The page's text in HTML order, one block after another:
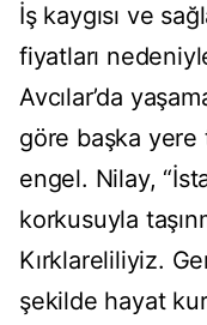
İş kaygısı ve
fiyatları
Avcılar’da
göre başka yere
engel. Nilay,
korkusuyla
Kırklareliliyiz.
şekilde hayat